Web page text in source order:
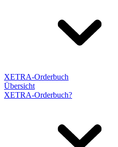
XETRA-Orderbuch
Übersicht
XETRA-Orderbuch?